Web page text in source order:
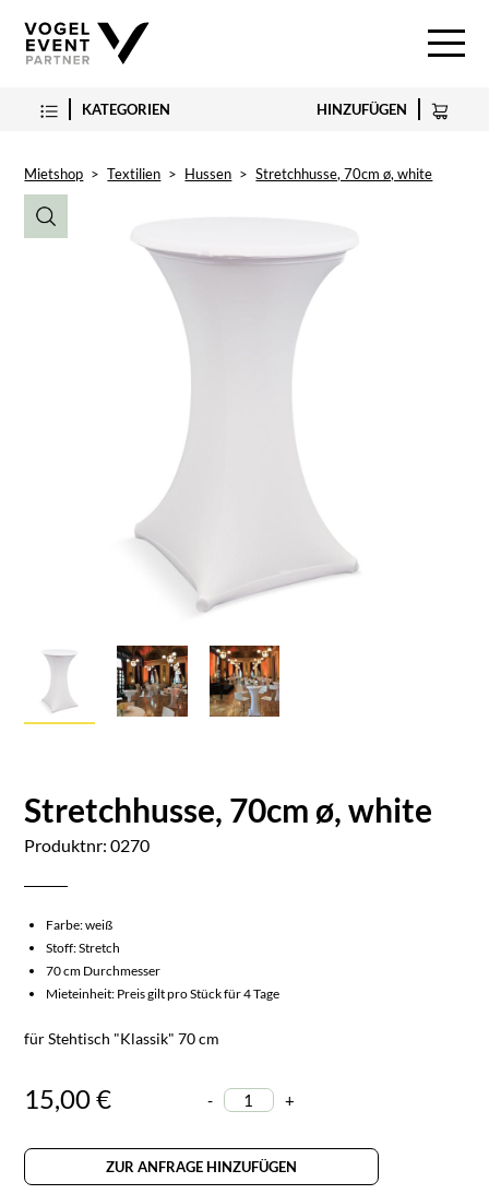
KATEGORIEN HINZUFÜGEN
Mietshop > Textilien > Hussen > Stretchhusse, 70cm ø, white
Stretchhusse, 70cm ø, white
Produktnr: 0270
Farbe: weiß
Stoff: Stretch
70 cm Durchmesser
Mieteinheit: Preis gilt pro Stück für 4 Tage
für Stehtisch "Klassik" 70 cm
15,00 € - +
ZUR ANFRAGE HINZUFÜGEN